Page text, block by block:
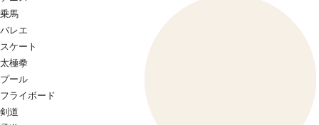
乗馬
バレエ
スケート
太極拳
プール
フライボード
剣道